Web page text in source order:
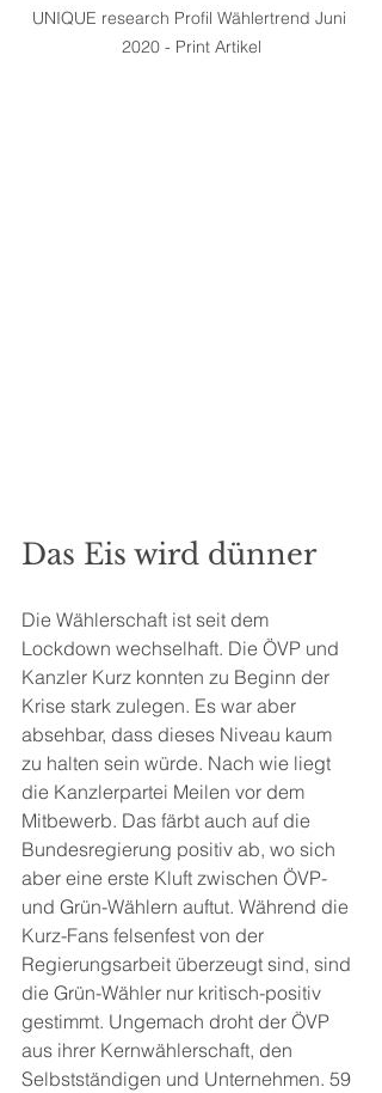
UNIQUE research Profil Wählertrend Juni
2020 - Print Artikel
Das Eis wird dünner
Die Wählerschaft ist seit dem
Lockdown wechselhaft. Die ÖVP und
Kanzler Kurz konnten zu Beginn der
Krise stark zulegen. Es war aber
absehbar, dass dieses Niveau kaum
zu halten sein würde. Nach wie liegt
die Kanzlerpartei Meilen vor dem
Mitbewerb. Das färbt auch auf die
Bundesregierung positiv ab, wo sich
aber eine erste Kluft zwischen ÖVP-
und Grün-Wählern auftut. Während die
Kurz-Fans felsenfest von der
Regierungsarbeit überzeugt sind, sind
die Grün-Wähler nur kritisch-positiv
gestimmt. Ungemach droht der ÖVP
aus ihrer Kernwählerschaft, den
Selbstständigen und Unternehmen. 59